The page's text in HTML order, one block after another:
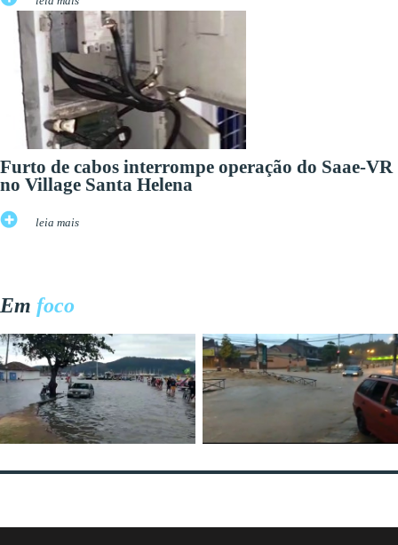
Furto de cabos interrompe operação do Saae-VR
no Village Santa Helena
leia mais
Em foco